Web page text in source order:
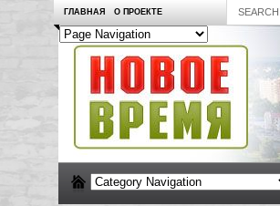
ГЛАВНАЯ О ПРОЕКТЕ